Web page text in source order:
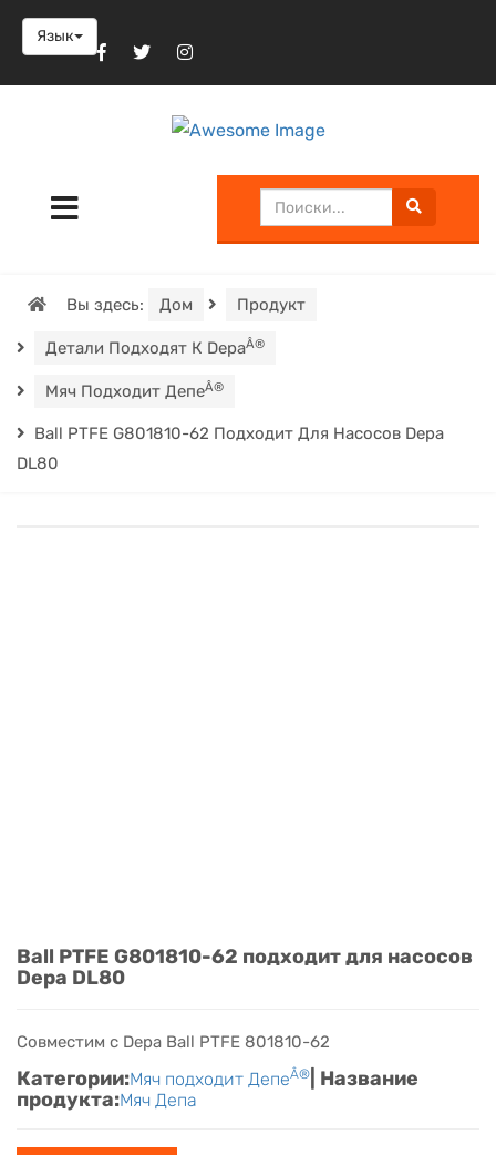
Язык
Вы здесь: Дом Продукт
Детали Подходят К DepaÂ®
Мяч Подходит ДепеÂ®
Ball PTFE G801810-62 Подходит Для Насосов Depa
DL80
Ball PTFE G801810-62 подходит для насосов
Depa DL80
Совместим с Depa Ball PTFE 801810-62
Категории:Мяч подходит ДепеÂ®
| Название
продукта:Мяч Депа